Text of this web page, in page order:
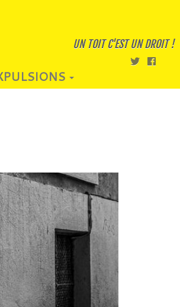
UN TOIT C'EST UN DROIT !